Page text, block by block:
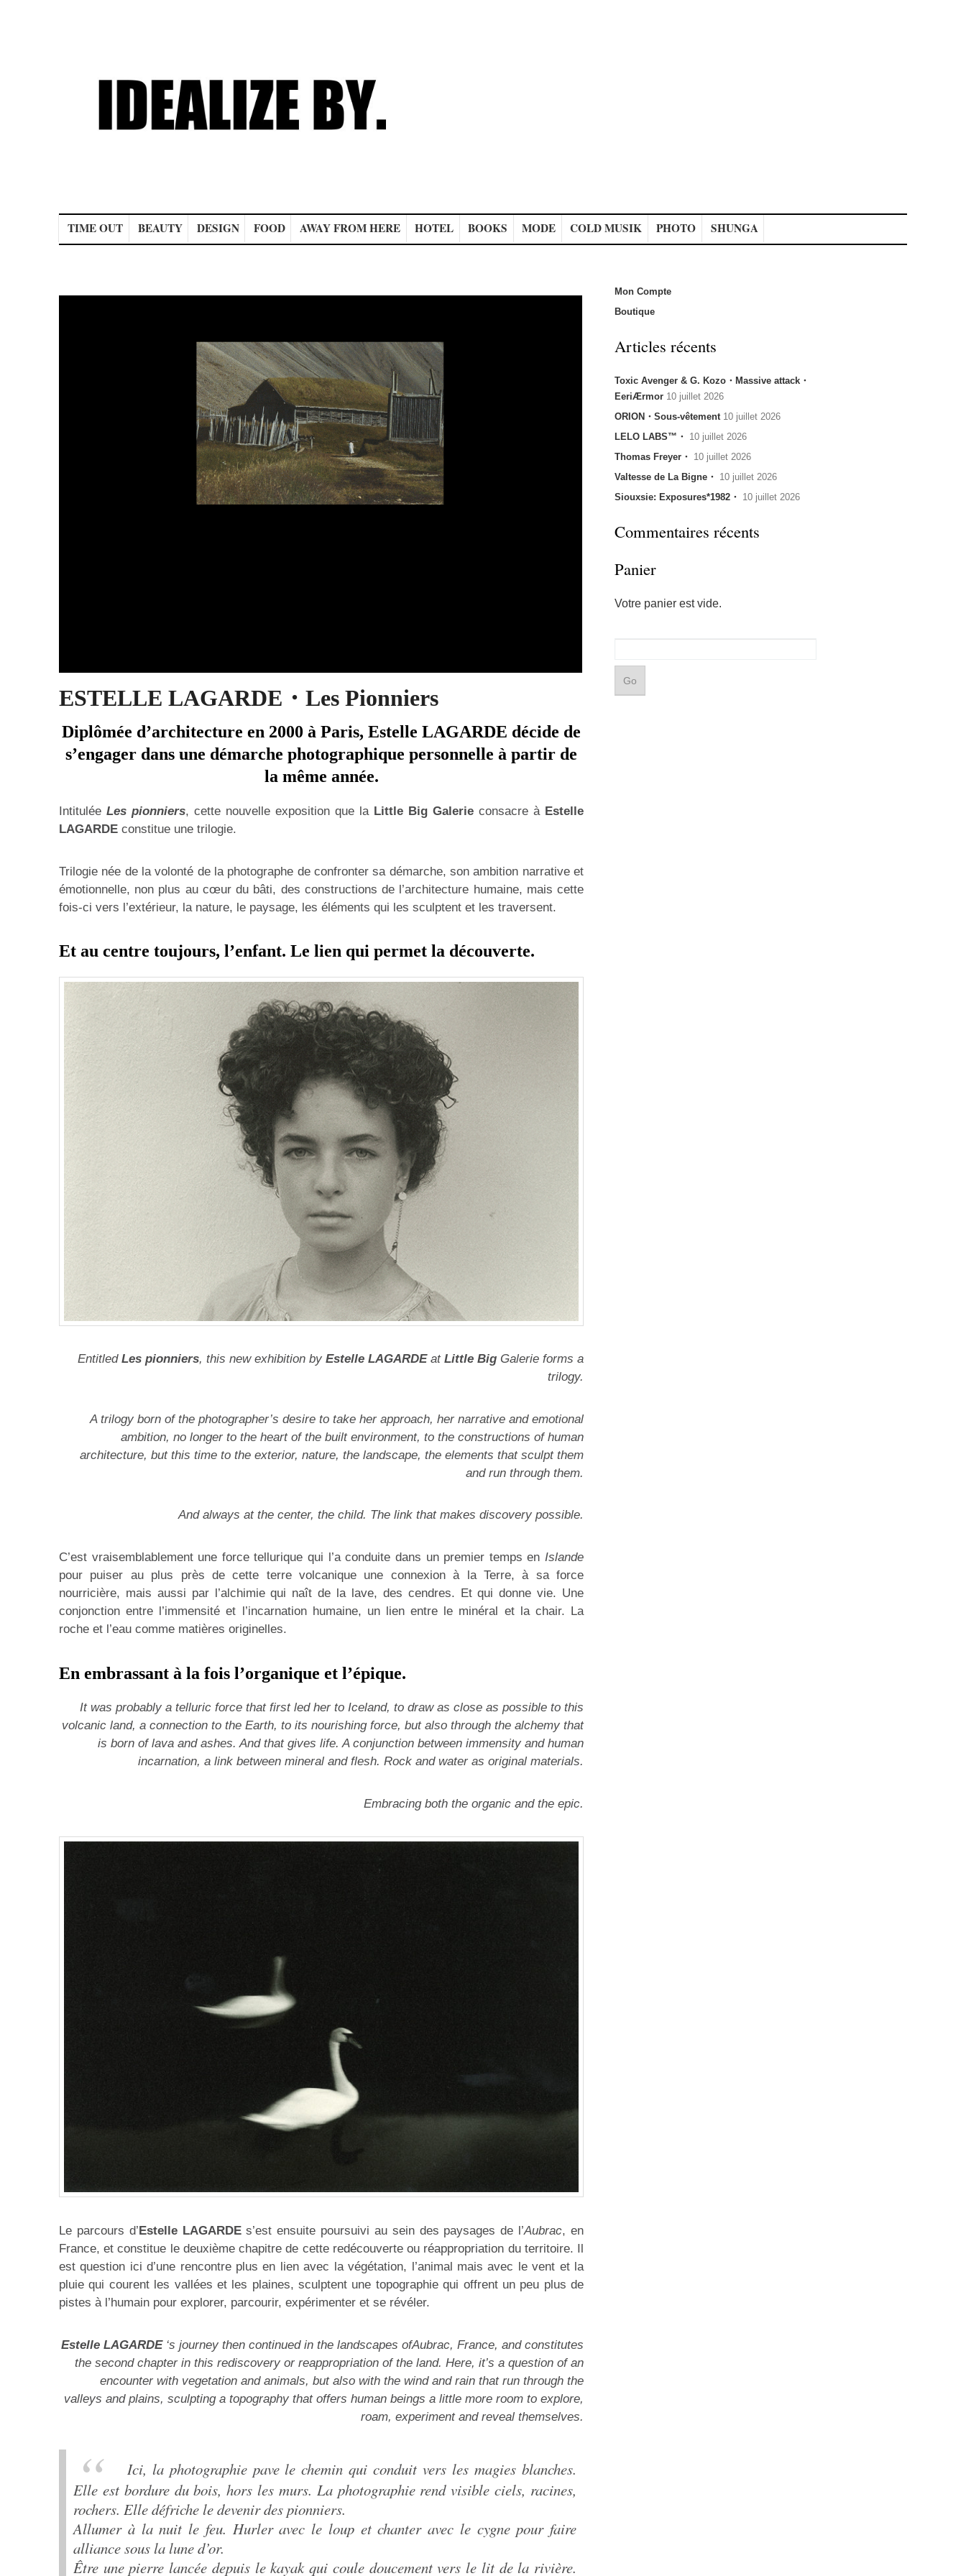
TIME OUT BEAUTY DESIGN FOOD AWAY FROM HERE HOTEL BOOKS MODE COLD MUSIK PHOTO SHUNGA
ESTELLE LAGARDE・Les Pionniers
Diplômée d’architecture en 2000 à Paris, Estelle LAGARDE décide de
s’engager dans une démarche photographique personnelle à partir de
la même année.
Intitulée Les pionniers, cette nouvelle exposition que la Little Big Galerie consacre à Estelle
LAGARDE constitue une trilogie.
Trilogie née de la volonté de la photographe de confronter sa démarche, son ambition narrative et
émotionnelle, non plus au cœur du bâti, des constructions de l’architecture humaine, mais cette
fois-ci vers l’extérieur, la nature, le paysage, les éléments qui les sculptent et les traversent.
Et au centre toujours, l’enfant. Le lien qui permet la découverte.
Entitled Les pionniers, this new exhibition by Estelle LAGARDE at Little Big Galerie forms a
trilogy.
A trilogy born of the photographer’s desire to take her approach, her narrative and emotional
ambition, no longer to the heart of the built environment, to the constructions of human
architecture, but this time to the exterior, nature, the landscape, the elements that sculpt them
and run through them.
And always at the center, the child. The link that makes discovery possible.
C’est vraisemblablement une force tellurique qui l’a conduite dans un premier temps en Islande
pour puiser au plus près de cette terre volcanique une connexion à la Terre, à sa force
nourricière, mais aussi par l’alchimie qui naît de la lave, des cendres. Et qui donne vie. Une
conjonction entre l’immensité et l’incarnation humaine, un lien entre le minéral et la chair. La
roche et l’eau comme matières originelles.
En embrassant à la fois l’organique et l’épique.
It was probably a telluric force that first led her to Iceland, to draw as close as possible to this
volcanic land, a connection to the Earth, to its nourishing force, but also through the alchemy that
is born of lava and ashes. And that gives life. A conjunction between immensity and human
incarnation, a link between mineral and flesh. Rock and water as original materials.
Embracing both the organic and the epic.
Le parcours d’Estelle LAGARDEs’est ensuite poursuivi au sein des paysages de l’Aubrac, en
France, et constitue le deuxième chapitre de cette redécouverte ou réappropriation du territoire. Il
est question ici d’une rencontre plus en lien avec la végétation, l’animal mais avec le vent et la
pluie qui courent les vallées et les plaines, sculptent une topographie qui offrent un peu plus de
pistes à l’humain pour explorer, parcourir, expérimenter et se révéler.
Estelle LAGARDE‘s journey then continued in the landscapes ofAubrac, France, and constitutes
the second chapter in this rediscovery or reappropriation of the land. Here, it’s a question of an
encounter with vegetation and animals, but also with the wind and rain that run through the
valleys and plains, sculpting a topography that offers human beings a little more room to explore,
roam, experiment and reveal themselves.
Ici, la photographie pave le chemin qui conduit vers les magies blanches.
Elle est bordure du bois, hors les murs. La photographie rend visible ciels, racines,
rochers. Elle défriche le devenir des pionniers.
Allumer à la nuit le feu. Hurler avec le loup et chanter avec le cygne pour faire
alliance sous la lune d’or.
Être une pierre lancée depuis le kayak qui coule doucement vers le lit de la rivière.
Mon Compte
Boutique
Articles récents
Toxic Avenger & G. Kozo・Massive attack・
EeriÆrmor 10 juillet 2026
ORION・Sous-vêtement 10 juillet 2026
LELO LABS™・ 10 juillet 2026
Thomas Freyer・ 10 juillet 2026
Valtesse de La Bigne・ 10 juillet 2026
Siouxsie: Exposures*1982・ 10 juillet 2026
Commentaires récents
Panier
Votre panier est vide.